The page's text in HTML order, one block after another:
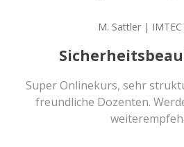
M. Sattler | IMTEC
Super Onlinekurs, sehr
freundliche Dozenten.